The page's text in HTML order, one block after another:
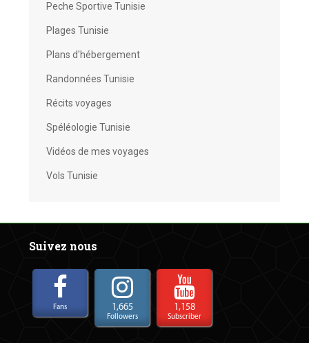
Peche Sportive Tunisie
Plages Tunisie
Plans d'hébergement
Randonnées Tunisie
Récits voyages
Spéléologie Tunisie
Vidéos de mes voyages
Vols Tunisie
Suivez nous
Fans 1,665
Followers
1,158
Subscriber